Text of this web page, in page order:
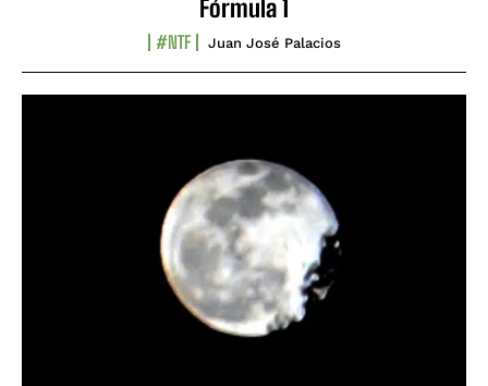
Fórmula 1
#NTF Juan José Palacios